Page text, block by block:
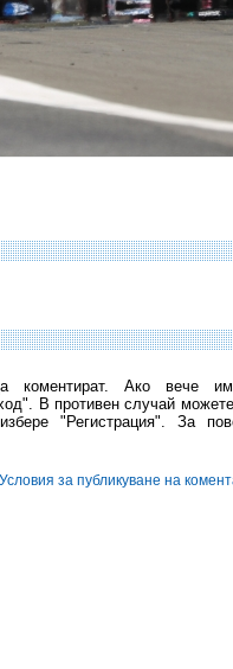
коментират. Ако вече
В противен случай
"Регистрация". За
Условия за публикуване на